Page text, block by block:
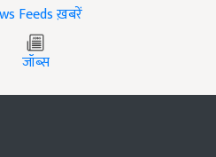
ख़बरें
जॉब्स